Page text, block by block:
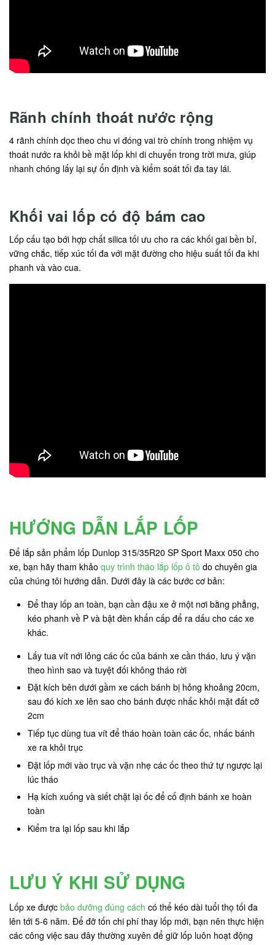
Rãnh chính thoát nước rộng
4 rãnh chính dọc theo chu vi đóng vai trò chính trong nhiệm vụ
thoát nước ra khỏi bề mặt lốp khi di chuyển trong trời mưa, giúp
nhanh chóng lấy lại sự ổn định và kiểm soát tối đa tay lái.
Khối vai lốp có độ bám cao
Lốp cấu tạo bới hợp chất silica tối ưu cho ra các khối gai bền bỉ,
vững chắc, tiếp xúc tối đa với mặt đường cho hiệu suất tối đa khi
phanh và vào cua.
HƯỚNG DẪN LẮP LỐP
Để lắp sản phẩm lốp Dunlop 315/35R20 SP Sport Maxx 050 cho
xe, bạn hãy tham khảo quy trình tháo lắp lốp ô tô do chuyên gia
của chúng tôi hướng dẫn. Dưới đây là các bước cơ bản:
Để thay lốp an toàn, bạn cần đậu xe ở một nơi bằng phẳng,
kéo phanh về P và bật đèn khẩn cấp để ra dấu cho các xe
khác.
Lấy tua vít nới lỏng các ốc của bánh xe cần tháo, lưu ý vặn
theo hình sao và tuyệt đối không tháo rời
Đặt kích bên dưới gầm xe cách bánh bị hỏng khoảng 20cm,
sau đó kích xe lên sao cho bánh được nhấc khỏi mặt đất cỡ
2cm
Tiếp tục dùng tua vít để tháo hoàn toàn các ốc, nhấc bánh
xe ra khỏi trục
Đặt lốp mới vào trục và vặn nhẹ các ốc theo thứ tự ngược lại
lúc tháo
Hạ kích xuống và siết chặt lại ốc để cố định bánh xe hoàn
toàn
Kiểm tra lại lốp sau khi lắp
LƯU Ý KHI SỬ DỤNG
Lốp xe được bảo dưỡng đúng cách có thể kéo dài tuổi thọ tối đa
lên tới 5-6 năm. Để đỡ tốn chi phí thay lốp mới, bạn nên thực hiện
các công việc sau đây thường xuyên để giữ lốp luôn hoạt động